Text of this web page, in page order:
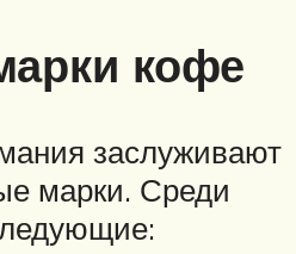
кофе
заслуживают
марки. Среди